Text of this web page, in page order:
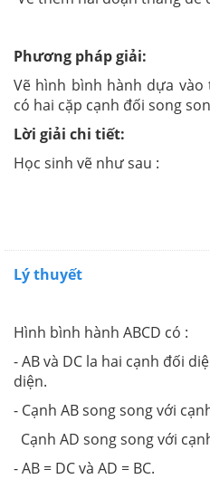
Phương pháp giải:
Vẽ hình bình hành dựa
có hai cặp cạnh đối song
Lời giải chi tiết:
Học sinh vẽ như sau :
Lý thuyết
Hình bình hành ABCD có :
- AB và DC la hai cạnh đối
diện.
- Cạnh AB song song với
Cạnh AD song song với
- AB = DC và AD = BC.